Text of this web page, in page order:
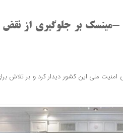
-مینسک بر جلوگیری از نقض
امنیت ملی این کشور دیدار کرد و بر تلاش